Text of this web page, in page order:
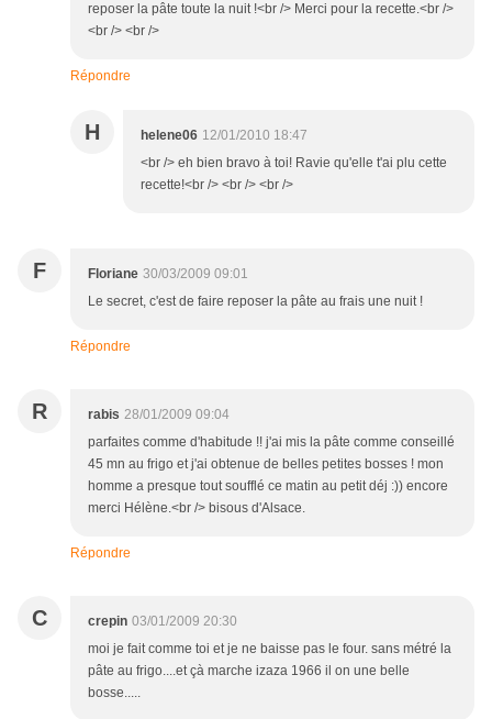
reposer la pâte toute la nuit !<br /> Merci pour la recette.<br />
<br /> <br />
Répondre
H helene06 12/01/2010 18:47
<br /> eh bien bravo à toi! Ravie qu'elle t'ai plu cette
recette!<br /> <br /> <br />
F Floriane 30/03/2009 09:01
Le secret, c'est de faire reposer la pâte au frais une nuit !
Répondre
R rabis 28/01/2009 09:04
parfaites comme d'habitude !! j'ai mis la pâte comme conseillé
45 mn au frigo et j'ai obtenue de belles petites bosses ! mon
homme a presque tout soufflé ce matin au petit déj :)) encore
merci Hélène.<br /> bisous d'Alsace.
Répondre
C crepin 03/01/2009 20:30
moi je fait comme toi et je ne baisse pas le four. sans métré la
pâte au frigo....et çà marche izaza 1966 il on une belle
bosse.....